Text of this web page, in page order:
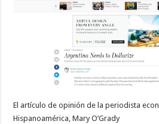
El artículo de opinión de la periodista
Hispanoamérica, Mary O’Grady